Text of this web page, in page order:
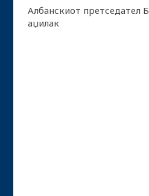
Албанскиот претседател
аџилак